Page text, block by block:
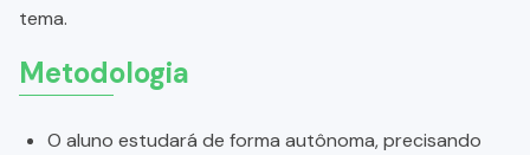
tema.
Metodologia
O aluno estudará de forma autônoma, precisando